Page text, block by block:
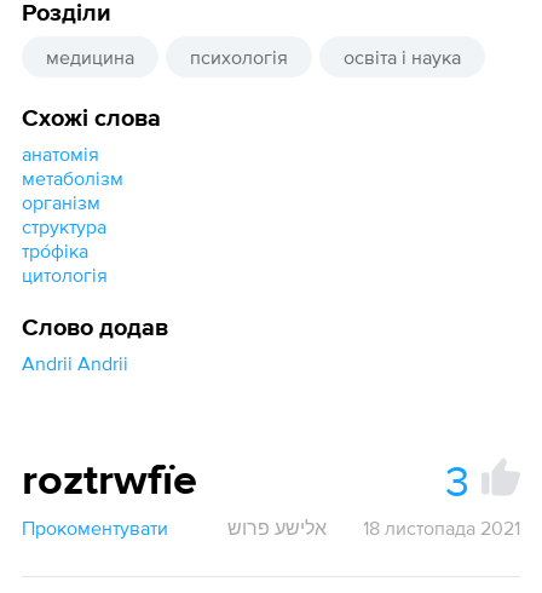
Розділи
медицина психологія освіта і наука
Схожі слова
анатомія
метаболізм
організм
структура
тро́фіка
цитологія
Слово додав
Andrii Andrii
roztrwfïe 3
Прокоментувати אלישע פרוש 18 листопада 2021